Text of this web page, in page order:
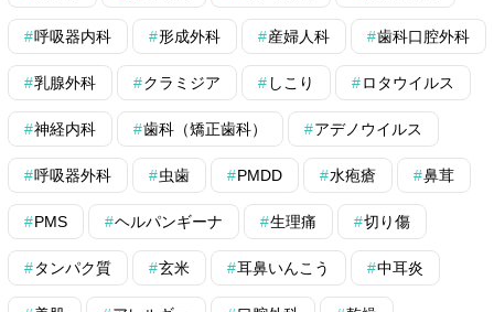
呼吸器内科 形成外科 産婦人科 歯科口腔外科
乳腺外科 クラミジア しこり ロタウイルス
神経内科 歯科（矯正歯科） アデノウイルス
呼吸器外科 虫歯 PMDD 水疱瘡 鼻茸
PMS ヘルパンギーナ 生理痛 切り傷
タンパク質 玄米 耳鼻いんこう 中耳炎